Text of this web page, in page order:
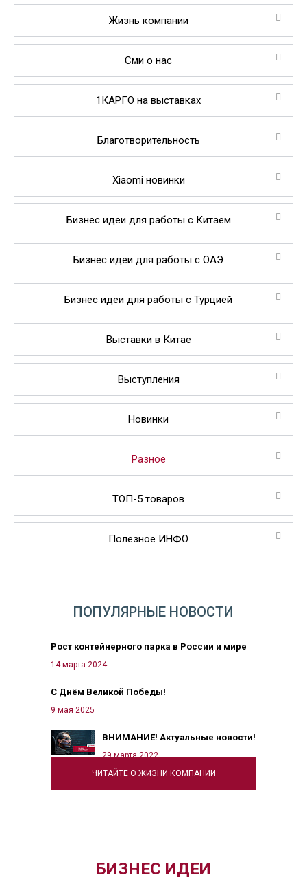
Жизнь компании
Сми о нас
1КАРГО на выставках
Благотворительность
Xiaomi новинки
Бизнес идеи для работы с Китаем
Бизнес идеи для работы с ОАЭ
Бизнес идеи для работы с Турцией
Выставки в Китае
Выступления
Новинки
Разное
ТОП-5 товаров
Полезное ИНФО
ЧИТАЙТЕ О ЖИЗНИ КОМПАНИИ
ПОПУЛЯРНЫЕ НОВОСТИ
Рост контейнерного парка в России и мире
14 марта 2024
С Днём Великой Победы!
9 мая 2025
ВНИМАНИЕ! Актуальные новости!
29 марта 2022
БИЗНЕС ИДЕИ